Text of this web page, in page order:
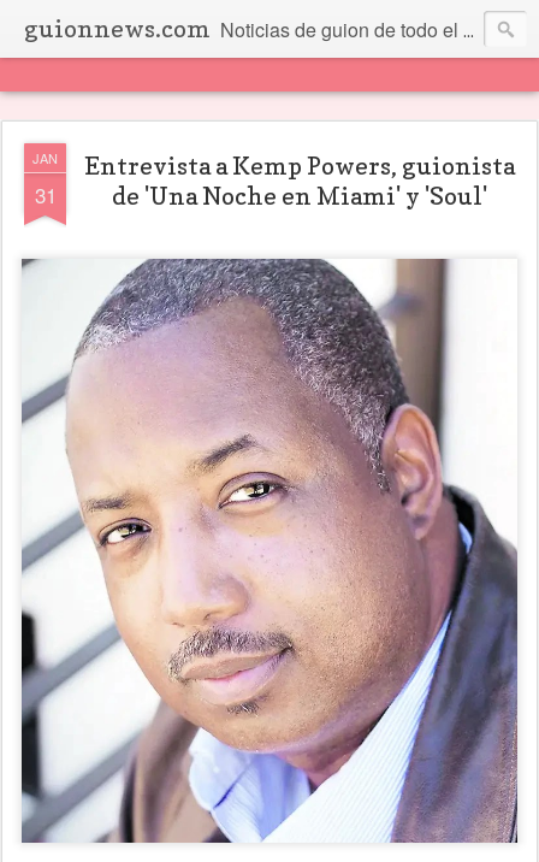
guionnews.com Noticias de guion de todo el mundo... Y más.
JAN
31
Entrevista a Kemp Powers, guionista
de 'Una Noche en Miami' y 'Soul'